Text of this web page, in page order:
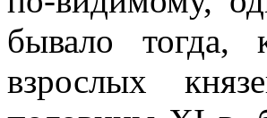
бывало тогда,
взрослых